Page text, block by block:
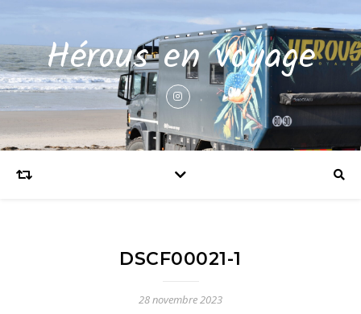
Hérous en voyage
DSCF00021-1
28 novembre 2023